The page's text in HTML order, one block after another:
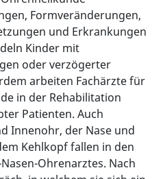
Formveränderungen,
und Erkrankungen
Kinder mit
oder verzögerter
arbeiten Fachärzte für
in der Rehabilitation
Patienten. Auch
Innenohr, der Nase und
Kehlkopf fallen in den
Ohrenarztes. Nach